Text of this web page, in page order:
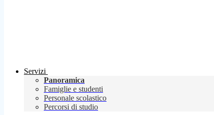
Servizi
Panoramica
Famiglie e studenti
Personale scolastico
Percorsi di studio